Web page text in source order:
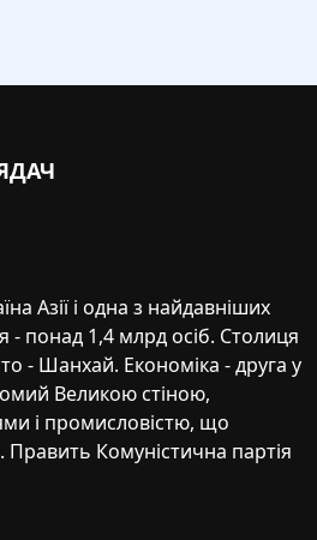
Азії і одна з найдавніших
- понад 1,4 млрд осіб. Столиця
- Шанхай. Економіка - друга у
Великою стіною,
і промисловістю, що
Комуністична партія